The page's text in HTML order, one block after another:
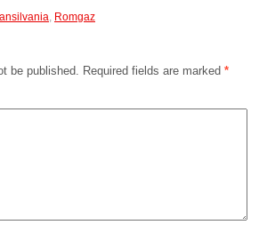
, Romgaz
be published. Required fields are marked *